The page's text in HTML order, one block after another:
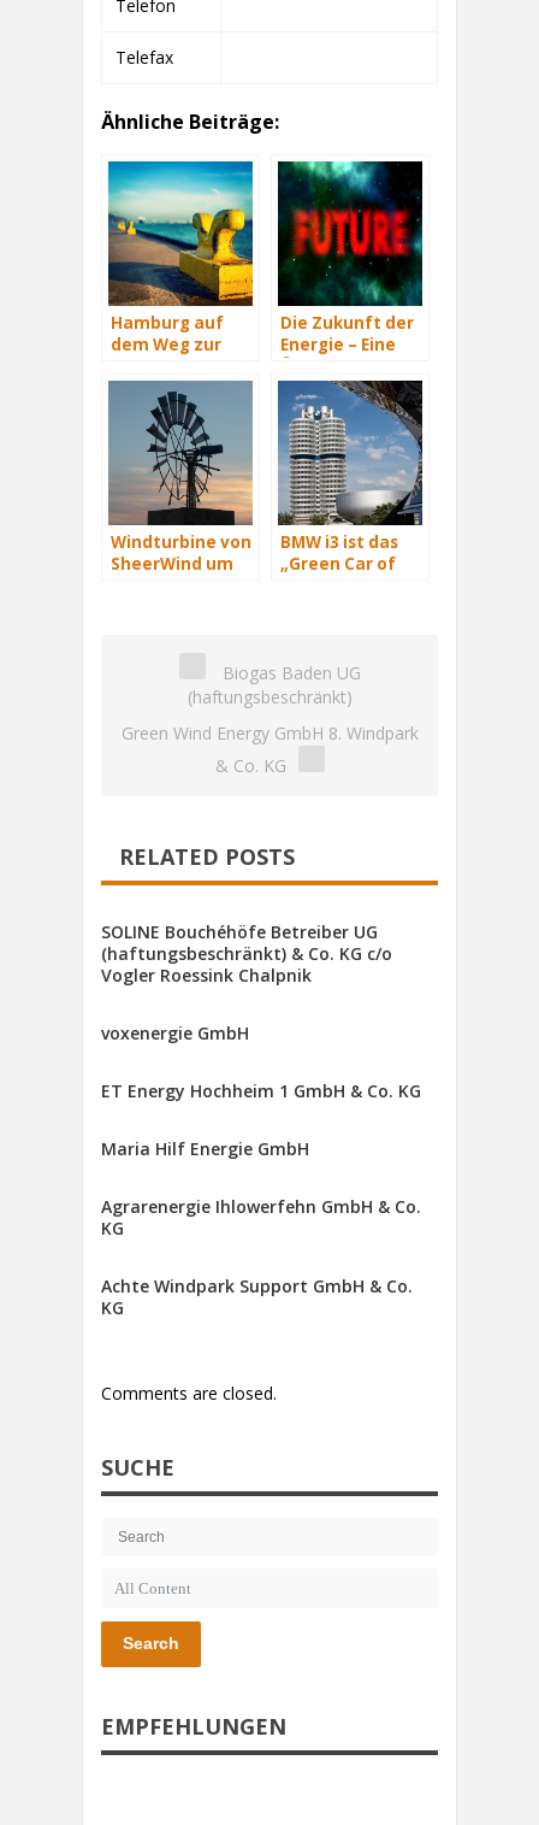
Telefon
Telefax
Ähnliche Beiträge:
Hamburg auf
dem Weg zur
Hauptstadt
Die Zukunft der
Energie – Eine
Windturbine von
SheerWind um
BMW i3 ist das
„Green Car of
Biogas Baden UG
(haftungsbeschränkt)
Green Wind Energy GmbH 8. Windpark
& Co. KG
RELATED POSTS
SOLINE Bouchéhöfe Betreiber UG
(haftungsbeschränkt) & Co. KG c/o
Vogler Roessink Chalpnik
voxenergie GmbH
ET Energy Hochheim 1 GmbH & Co. KG
Maria Hilf Energie GmbH
Agrarenergie Ihlowerfehn GmbH & Co.
KG
Achte Windpark Support GmbH & Co.
KG
Comments are closed.
SUCHE
Search
EMPFEHLUNGEN